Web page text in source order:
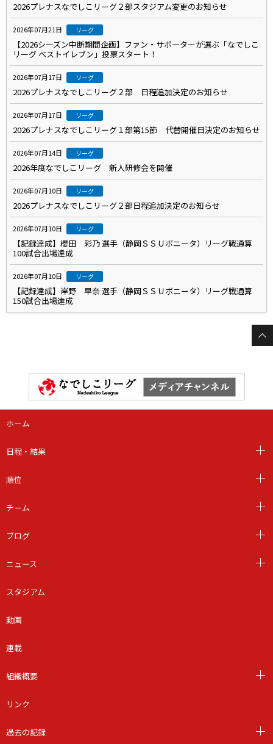
2026プレナスなでしこリーグ２部スタジアム変更のお知らせ
2026年07月21日 リーグ
【2026シーズン中断期間企画】ファン・サポーターが選ぶ「なでしこ
リーグ ベストイレブン」投票スタート！
2026年07月17日 リーグ
2026プレナスなでしこリーグ２部 日程追加決定のお知らせ
2026年07月17日 リーグ
2026プレナスなでしこリーグ１部第15節 代替開催日決定のお知らせ
2026年07月14日 リーグ
2026年度なでしこリーグ 新人研修会を開催
2026年07月10日 リーグ
2026プレナスなでしこリーグ２部日程追加決定のお知らせ
2026年07月10日 リーグ
【記録達成】櫻田 彩乃 選手（静岡ＳＳＵボニータ）リーグ戦通算
100試合出場達成
2026年07月10日 リーグ
【記録達成】岸野 早奈 選手（静岡ＳＳＵボニータ）リーグ戦通算
150試合出場達成
ホーム
日程・結果
順位
チーム
ブログ
ニュース
スタジアム
動画
連載
組織概要
リンク
過去の記録